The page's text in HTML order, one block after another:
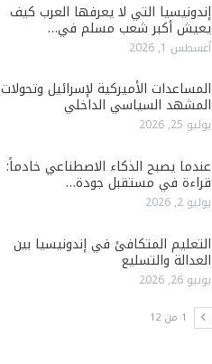
إندونيسيا التي لا يعرفها العرب كيف
يعيش أكبر شعب مسلم في…
أغسطس 1, 2026
المساعدات الأميركية لإسرائيل وتحولات
المشهد السياسي الداخلي
يوليو 25, 2026
عندما يصبح الذكاء الاصطناعي خادماً:
قراءة في مستقبل جودة…
يوليو 2, 2026
التعليم المتكافئ في إندونيسيا بين
العدالة والتسليع
يونيو 26, 2026
1 من 12